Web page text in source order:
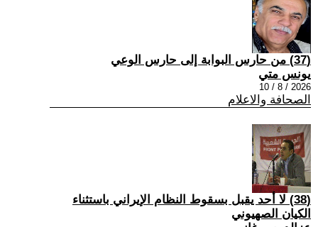
(37) من حارس البوابة إلى حارس الوعي
يونس متي
2026 / 8 / 10
الصحافة والاعلام
(38) لا أحد يقبل بسقوط النظام الإيراني باستثناء
الكيان الصهيوني